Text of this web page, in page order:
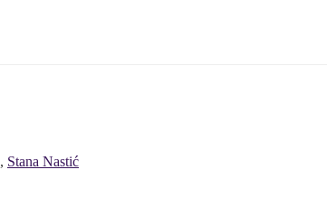
, Stana Nastić